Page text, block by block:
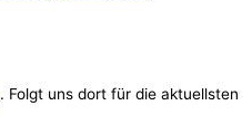
. Folgt uns dort für die aktuellsten